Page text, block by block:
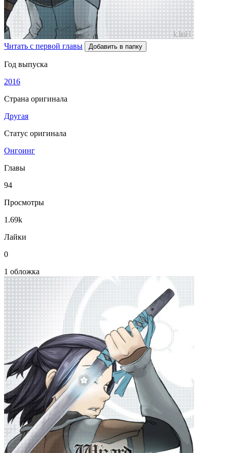
Читать с первой главы Добавить в папку
Год выпуска
2016
Страна оригинала
Другая
Статус оригинала
Онгоинг
Главы
94
Просмотры
1.69k
Лайки
0
1 обложка